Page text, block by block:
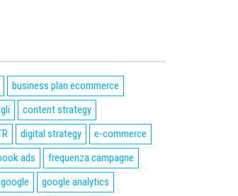
business plan ecommerce
content strategy
digital strategy
e-commerce
ads
frequenza campagne
google
google analytics